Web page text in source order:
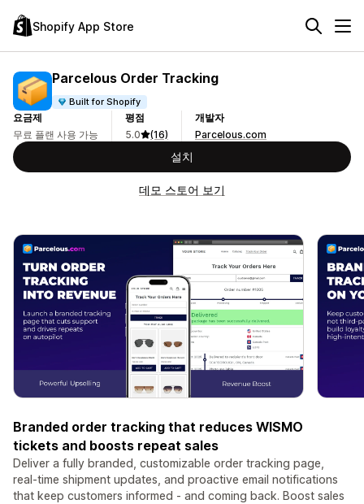
Shopify App Store
Parcelous Order Tracking
Built for Shopify
요금제
무료 플랜 사용 가능
평점
5.0
(16)
개발자
Parcelous.com
설치
데모 스토어 보기
Branded order tracking that reduces WISMO
tickets and boosts repeat sales
Deliver a fully branded, customizable order tracking page,
real-time shipment updates, and proactive email notifications
that keep customers informed - and coming back. Boost sales